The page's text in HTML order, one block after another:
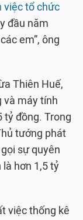
việc tổ chức
đầu năm
em”, ông
Thiên Huế,
và máy tính
tỷ đồng. Trong
tướng phát
sự quyên
hơn 1,5 tỷ
việc thống kê